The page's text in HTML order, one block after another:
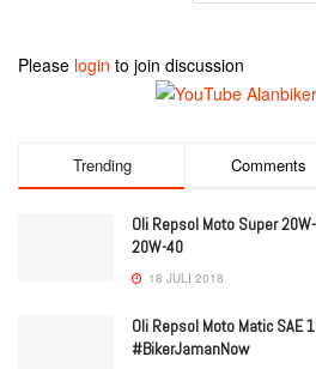
Please login to join discussion
Trending Comments
Oli Repsol Moto Super
20W-40
18 JULI 2018
Oli Repsol Moto Matic SAE
#BikerJamanNow